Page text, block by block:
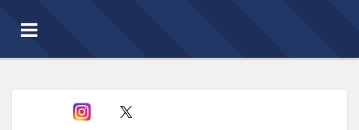
Toggle
navigation